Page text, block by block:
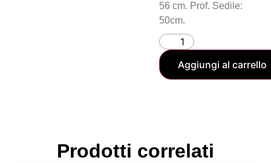
56 cm. Prof. Sedile:
50cm.
Aggiungi al carrello
Prodotti correlati